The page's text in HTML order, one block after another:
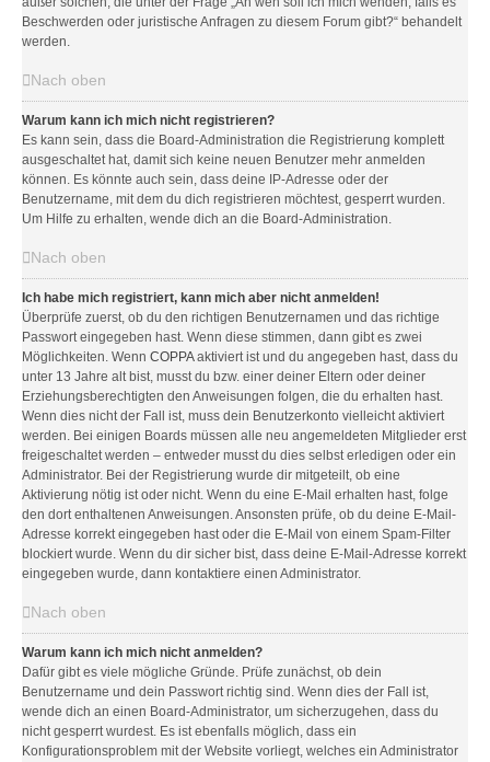
Beschwerden oder juristische Anfragen zu diesem Forum gibt?“ behandelt
werden.
Nach oben
Warum kann ich mich nicht registrieren?
Es kann sein, dass die Board-Administration die Registrierung komplett
ausgeschaltet hat, damit sich keine neuen Benutzer mehr anmelden
können. Es könnte auch sein, dass deine IP-Adresse oder der
Benutzername, mit dem du dich registrieren möchtest, gesperrt wurden.
Um Hilfe zu erhalten, wende dich an die Board-Administration.
Nach oben
Ich habe mich registriert, kann mich aber nicht anmelden!
Überprüfe zuerst, ob du den richtigen Benutzernamen und das richtige
Passwort eingegeben hast. Wenn diese stimmen, dann gibt es zwei
Möglichkeiten. Wenn COPPAaktiviert ist und du angegeben hast, dass du
unter 13 Jahre alt bist, musst du bzw. einer deiner Eltern oder deiner
Erziehungsberechtigten den Anweisungen folgen, die du erhalten hast.
Wenn dies nicht der Fall ist, muss dein Benutzerkonto vielleicht aktiviert
werden. Bei einigen Boards müssen alle neu angemeldeten Mitglieder erst
freigeschaltet werden – entweder musst du dies selbst erledigen oder ein
Administrator. Bei der Registrierung wurde dir mitgeteilt, ob eine
Aktivierung nötig ist oder nicht. Wenn du eine E-Mail erhalten hast, folge
den dort enthaltenen Anweisungen. Ansonsten prüfe, ob du deine E-Mail-
Adresse korrekt eingegeben hast oder die E-Mail von einem Spam-Filter
blockiert wurde. Wenn du dir sicher bist, dass deine E-Mail-Adresse korrekt
eingegeben wurde, dann kontaktiere einen Administrator.
Nach oben
Warum kann ich mich nicht anmelden?
Dafür gibt es viele mögliche Gründe. Prüfe zunächst, ob dein
Benutzername und dein Passwort richtig sind. Wenn dies der Fall ist,
wende dich an einen Board-Administrator, um sicherzugehen, dass du
nicht gesperrt wurdest. Es ist ebenfalls möglich, dass ein
Konfigurationsproblem mit der Website vorliegt, welches ein Administrator